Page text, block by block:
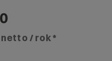
netto / rok *